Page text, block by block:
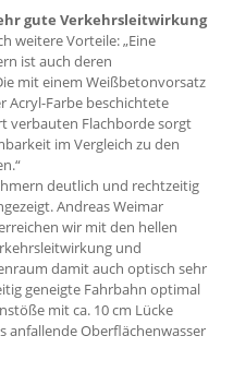
gute Verkehrsleitwirkung
weitere Vorteile: „Eine
ist auch deren
mit einem Weißbetonvorsatz
Acryl-Farbe beschichtete
verbauten Flachborde sorgt
im Vergleich zu den
deutlich und rechtzeitig
Andreas Weimar
wir mit den hellen
und
damit auch optisch sehr
geneigte Fahrbahn optimal
mit ca. 10 cm Lücke
anfallende Oberflächenwasser